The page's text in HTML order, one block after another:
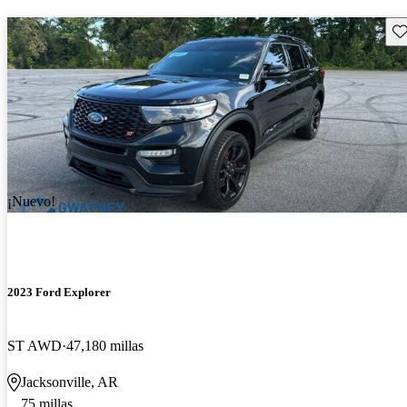
¡Nuevo!
2023 Ford Explorer
ST AWD 47,180 millas
Jacksonville, AR